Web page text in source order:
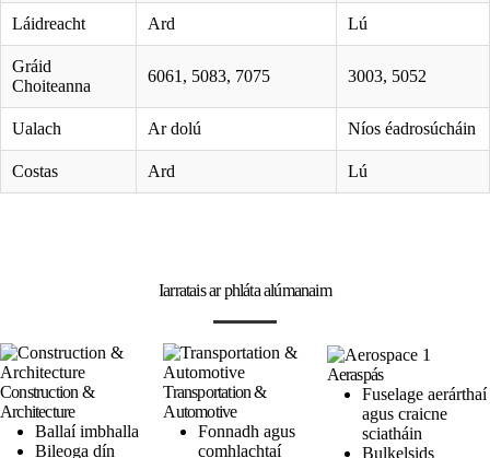
Láidreacht Ard Lú
Gráid
Choiteanna
6061, 5083, 7075 3003, 5052
Ualach Ar dolú Níos éadrosúcháin
Costas Ard Lú
Iarratais ar phláta alúmanaim
Construction &
Architecture
Ballaí imbhalla
Bileoga dín
Transportation &
Automotive
Fonnadh agus
comhlachtaí
Aeraspás
Fuselage aerárthaí
agus craicne
sciatháin
Bulkelsids